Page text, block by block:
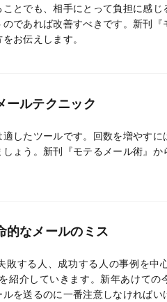
とでも、相手にとって負担に感じ
であれば改善すべきです。新刊『
お伝えします。
ールテクニック
したツールです。回数を増やすに
ょう。新刊『モテるメール術』か
的なメールのミス
する人、成功する人の事例を中
紹介していきます。新年あけての
を送るのに一番注意しなければい